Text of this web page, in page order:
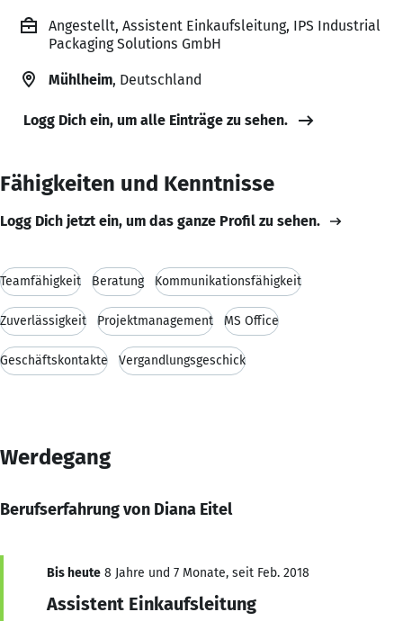
Angestellt, Assistent Einkaufsleitung, IPS Industrial
Packaging Solutions GmbH
Mühlheim, Deutschland
Logg Dich ein, um alle Einträge zu sehen.
Fähigkeiten und Kenntnisse
Logg Dich jetzt ein, um das ganze Profil zu sehen.
Teamfähigkeit Beratung Kommunikationsfähigkeit
Zuverlässigkeit Projektmanagement MS Office
Geschäftskontakte Vergandlungsgeschick
Werdegang
Berufserfahrung von Diana Eitel
Bis heute 8 Jahre und 7 Monate, seit Feb. 2018
Assistent Einkaufsleitung